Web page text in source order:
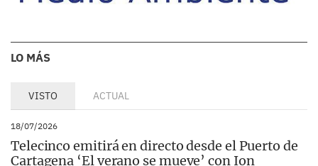
LO MÁS
VISTO ACTUAL
18/07/2026
Telecinco emitirá en directo desde el Puerto de
Cartagena ‘El verano se mueve’ con Ion